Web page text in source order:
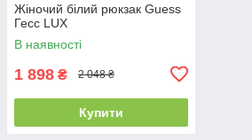
Жіночий білий рюкзак Guess
Гесс LUX
В наявності
1 898 ₴ 2 048 ₴
Купити